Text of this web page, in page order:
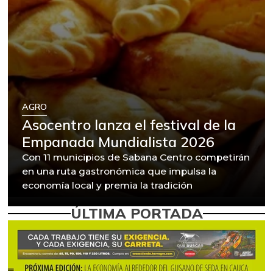
AGRO
Asocentro lanza el festival de la
Empanada Mundialista 2026
Con 11 municipios de Sabana Centro competirán
en una ruta gastronómica que impulsa la
economía local y premia la tradición
ÚLTIMA PORTADA